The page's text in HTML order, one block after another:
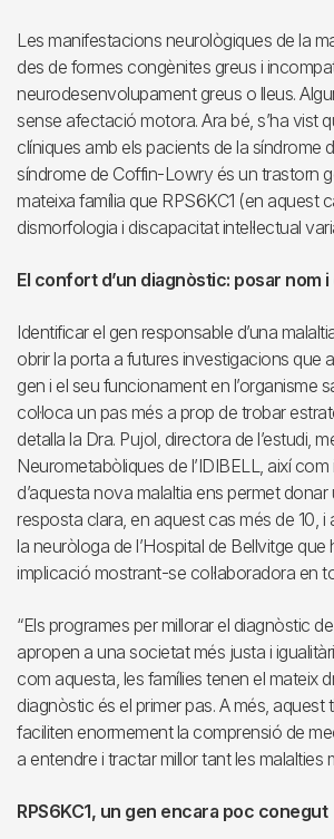
Les manifestacions neurològiques de la
des de formes congènites greus i
neurodesenvolupament greus o lleus.
sense afectació motora. Ara bé, s’ha vist
clíniques amb els pacients de la síndrome
síndrome de Coffin-Lowry és un trastorn
mateixa família que RPS6KC1 (en aquest
dismorfologia i discapacitat intel·lectual
El confort d’un diagnòstic: posar nom
Identificar el gen responsable d’una
obrir la porta a futures investigacions que
gen i el seu funcionament en l’organisme
col·loca un pas més a prop de trobar
detalla la Dra. Pujol, directora de l’estudi,
Neurometabòliques de l’IDIBELL, així
d’aquesta nova malaltia ens permet
resposta clara, en aquest cas més de 10, i
la neuròloga de l’Hospital de Bellvitge
implicació mostrant-se col·laboradora en
“Els programes per millorar el diagnòstic
apropen a una societat més justa i
com aquesta, les famílies tenen el mateix
diagnòstic és el primer pas. A més,
faciliten enormement la comprensió de
a entendre i tractar millor tant les malalties
RPS6KC1, un gen encara poc conegut